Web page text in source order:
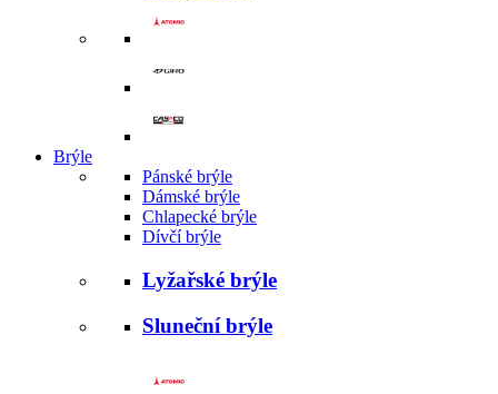
Brýle
Pánské brýle
Dámské brýle
Chlapecké brýle
Dívčí brýle
Lyžařské brýle
Sluneční brýle